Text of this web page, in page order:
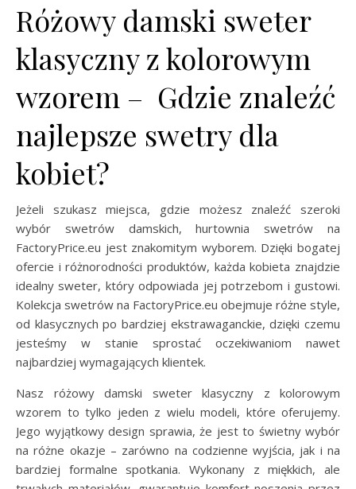
Różowy damski sweter
klasyczny z kolorowym
wzorem – Gdzie znaleźć
najlepsze swetry dla
kobiet?
Jeżeli szukasz miejsca, gdzie możesz znaleźć szeroki
wybór swetrów damskich, hurtownia swetrów na
FactoryPrice.eu jest znakomitym wyborem. Dzięki bogatej
ofercie i różnorodności produktów, każda kobieta znajdzie
idealny sweter, który odpowiada jej potrzebom i gustowi.
Kolekcja swetrów na FactoryPrice.eu obejmuje różne style,
od klasycznych po bardziej ekstrawaganckie, dzięki czemu
jesteśmy w stanie sprostać oczekiwaniom nawet
najbardziej wymagających klientek.
Nasz różowy damski sweter klasyczny z kolorowym
wzorem to tylko jeden z wielu modeli, które oferujemy.
Jego wyjątkowy design sprawia, że jest to świetny wybór
na różne okazje – zarówno na codzienne wyjścia, jak i na
bardziej formalne spotkania. Wykonany z miękkich, ale